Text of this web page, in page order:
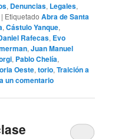
, Denuncias, Legales,
| Etiquetado Abra de Santa
,Cástulo Yanque,
Rafecas, Evo
,Juan Manuel
, Pablo Chelía,
Oeste,torio,Traición a
un comentario